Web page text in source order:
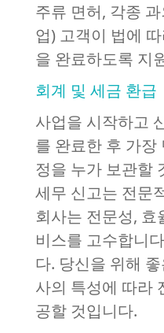
주류 면허, 각종
업) 고객이 법에
을 완료하도록 지
회계 및 세금 환급
사업을 시작하고
를 완료한 후 가장
정을 누가 보관할
세무 신고는 전문
회사는 전문성, 효
비스를 고수합니
다. 당신을 위해
사의 특성에 따라
공할 것입니다.